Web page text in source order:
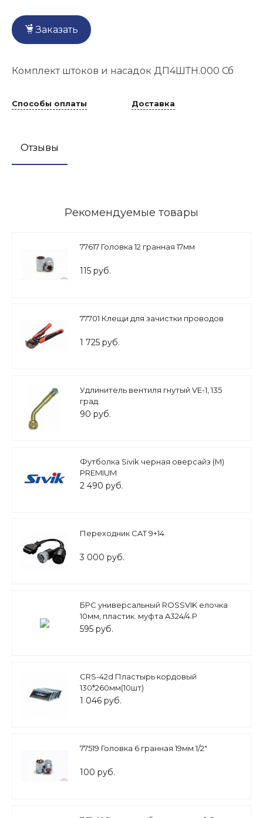
Заказать
Комплект штоков и насадок ДП4ШТН.000 Сб
Способы оплаты Доставка
Отзывы
Рекомендуемые товары
77617 Головка 12 гранная 17мм
115 руб.
77701 Клещи для зачистки проводов
1 725 руб.
Удлинитель вентиля гнутый VE-1, 135
град.
90 руб.
Футболка Sivik черная оверсайз (M)
PREMIUM
2 490 руб.
Переходник CAT 9+14
3 000 руб.
БРС универсальный ROSSVIK елочка
10мм, пластик. муфта A324/4.P
595 руб.
CRS-42d Пластырь кордовый
130*260мм(10шт)
1 046 руб.
77519 Головка 6 гранная 19мм 1/2"
100 руб.